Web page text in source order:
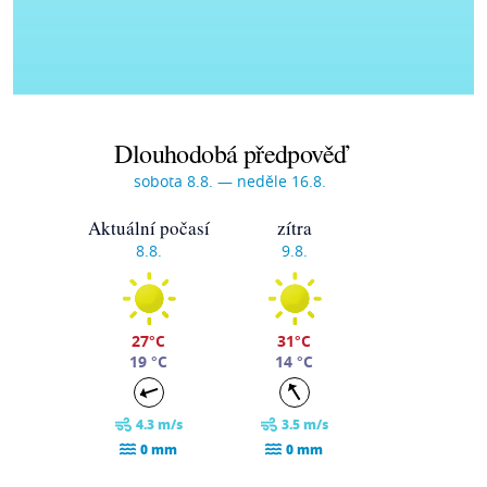
Dlouhodobá předpověď
sobota 8.8. — neděle 16.8.
Aktuální počasí
8.8.
27°C
19 °C
4.3 m/s
0 mm
zítra
9.8.
31°C
14 °C
3.5 m/s
0 mm